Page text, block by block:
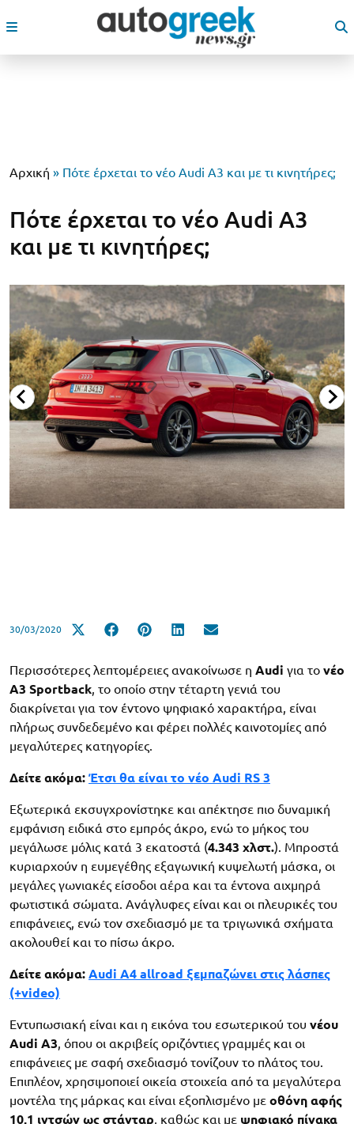
Αρχική » Πότε έρχεται το νέο Audi A3 και με τι κινητήρες;
Πότε έρχεται το νέο Audi A3
και με τι κινητήρες;
30/03/2020
Περισσότερες λεπτομέρειες ανακοίνωσε η Audi για το νέο
A3 Sportback, το οποίο στην τέταρτη γενιά του
διακρίνεται για τον έντονο ψηφιακό χαρακτήρα, είναι
πλήρως συνδεδεμένο και φέρει πολλές καινοτομίες από
μεγαλύτερες κατηγορίες.
Δείτε ακόμα: Έτσι θα είναι το νέο Audi RS 3
Εξωτερικά εκσυγχρονίστηκε και απέκτησε πιο δυναμική
εμφάνιση ειδικά στο εμπρός άκρο, ενώ το μήκος του
μεγάλωσε μόλις κατά 3 εκατοστά (4.343 χλστ.). Μπροστά
κυριαρχούν η ευμεγέθης εξαγωνική κυψελωτή μάσκα, οι
μεγάλες γωνιακές είσοδοι αέρα και τα έντονα αιχμηρά
φωτιστικά σώματα. Ανάγλυφες είναι και οι πλευρικές του
επιφάνειες, ενώ τον σχεδιασμό με τα τριγωνικά σχήματα
ακολουθεί και το πίσω άκρο.
Δείτε ακόμα: Audi A4 allroad ξεμπαζώνει στις λάσπες
(+video)
Εντυπωσιακή είναι και η εικόνα του εσωτερικού του νέου
Audi A3, όπου οι ακριβείς οριζόντιες γραμμές και οι
επιφάνειες με σαφή σχεδιασμό τονίζουν το πλάτος του.
Επιπλέον, χρησιμοποιεί οικεία στοιχεία από τα μεγαλύτερα
μοντέλα της μάρκας και είναι εξοπλισμένο με οθόνη αφής
10,1 ιντσών ως στάνταρ, καθώς και με ψηφιακό πίνακα